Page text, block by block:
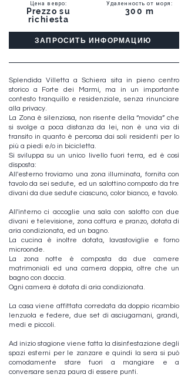
Цена в евро:
Prezzo su
richiesta
Удаленность от моря :
300 m
ЗАПРОСИТЬ ИНФОРМАЦИЮ
Splendida Villetta a Schiera sita in pieno centro
storico a Forte dei Marmi, ma in un importante
contesto tranquillo e residenziale, senza rinunciare
alla privacy.
La Zona è silenziosa, non risente della “movida” che
si svolge a poca distanza da lei, non è una via di
transito in quanto è percorsa dai soli residenti per lo
più a piedi e/o in bicicletta.
Si sviluppa su un unico livello fuori terra, ed è così
disposta:
All'esterno troviamo una zona illuminata, fornita con
tavolo da sei sedute, ed un salottino composto da tre
divani da due sedute ciascuno, color bianco, e tavolo.
All'interno ci accoglie una sala con salotto con due
divani e televisione, zona cottura e pranzo, dotata di
aria condizionata, ed un bagno.
La cucina è inoltre dotata, lavastoviglie e forno
microonde.
La zona notte è composta da due camere
matrimoniali ed una camera doppia, oltre che un
bagno con doccia.
Ogni camera è dotata di aria condizionata.
La casa viene affittata corredata da doppio ricambio
lenzuola e federe, due set di asciugamani, grandi,
medi e piccoli.
Ad inizio stagione viene fatta la disinfestazione degli
spazi esterni per le zanzare e quindi la sera si può
comodamente stare fuori a mangiare e a
conversare senza paura di essere punti.